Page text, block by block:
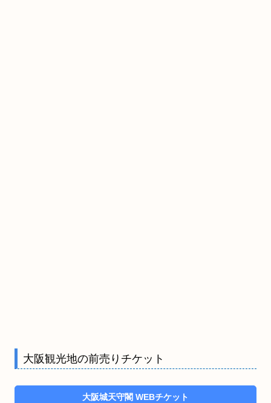
大阪観光地の前売りチケット
大阪城天守閣 WEBチケット